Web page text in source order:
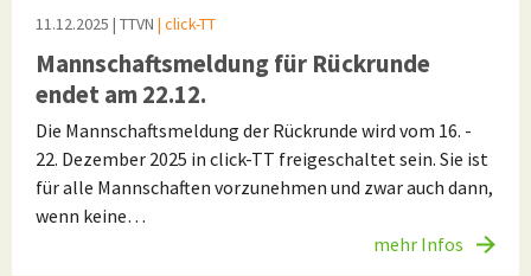
11.12.2025 | TTVN | click-TT
Mannschaftsmeldung für Rückrunde
endet am 22.12.
Die Mannschaftsmeldung der Rückrunde wird vom 16. -
22. Dezember 2025 in click-TT freigeschaltet sein. Sie ist
für alle Mannschaften vorzunehmen und zwar auch dann,
wenn keine…
mehr Infos